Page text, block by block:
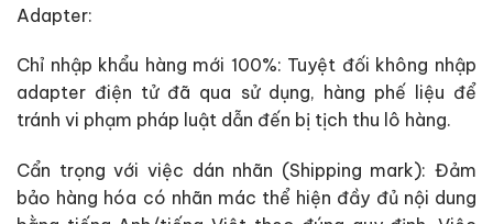
Adapter:
Chỉ nhập khẩu hàng mới 100%: Tuyệt đối không nhập
adapter điện tử đã qua sử dụng, hàng phế liệu để
tránh vi phạm pháp luật dẫn đến bị tịch thu lô hàng.
Cẩn trọng với việc dán nhãn (Shipping mark): Đảm
bảo hàng hóa có nhãn mác thể hiện đầy đủ nội dung